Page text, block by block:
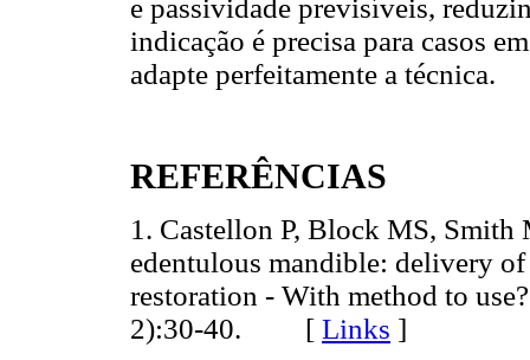
e passividade previsíveis,
indicação é precisa para casos
adapte perfeitamente a técnica.
REFERÊNCIAS
1. Castellon P, Block MS,
edentulous mandible: delivery
restoration - With method to
2):30-40. [ Links ]